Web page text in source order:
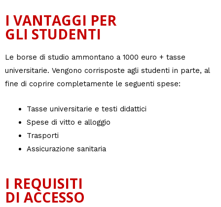
I VANTAGGI PER
GLI STUDENTI
Le borse di studio ammontano a 1000 euro + tasse
universitarie. Vengono corrisposte agli studenti in parte, al
fine di coprire completamente le seguenti spese:
Tasse universitarie e testi didattici
Spese di vitto e alloggio
Trasporti
Assicurazione sanitaria
I REQUISITI
DI ACCESSO